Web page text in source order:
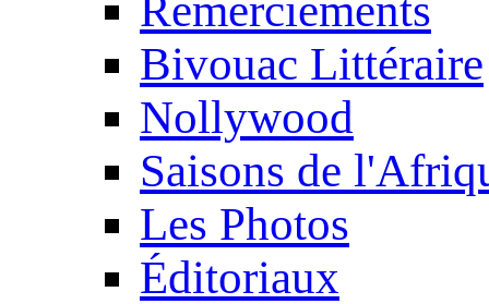
Remerciements
Bivouac Littéraire
Nollywood
Saisons de
Les Photos
Éditoriaux